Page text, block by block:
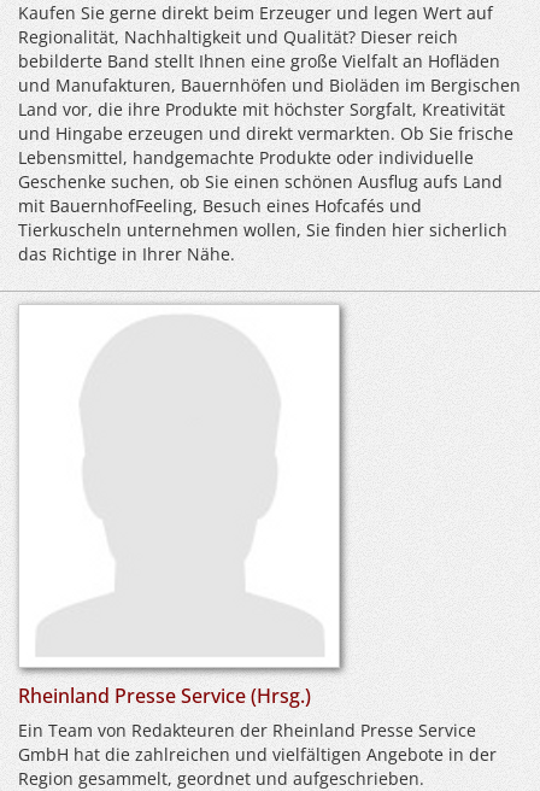
Kaufen Sie gerne direkt beim Erzeuger und legen Wert auf
Regionalität, Nachhaltigkeit und Qualität? Dieser reich
bebilderte Band stellt Ihnen eine große Vielfalt an Hofläden
und Manufakturen, Bauernhöfen und Bioläden im Bergischen
Land vor, die ihre Produkte mit höchster Sorgfalt, Kreativität
und Hingabe erzeugen und direkt vermarkten. Ob Sie frische
Lebensmittel, handgemachte Produkte oder individuelle
Geschenke suchen, ob Sie einen schönen Ausflug aufs Land
mit Bauernhof­Feeling, Besuch eines Hofcafés und
Tierkuscheln unternehmen wollen, Sie finden hier sicherlich
das Richtige in Ihrer Nähe.
Rheinland Presse Service (Hrsg.)
Ein Team von Redakteuren der Rheinland Presse Service
GmbH hat die zahlreichen und vielfältigen Angebote in der
Region gesammelt, geordnet und aufgeschrieben.